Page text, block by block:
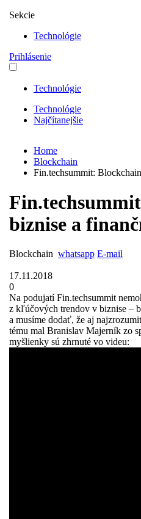
Sekcie
Technológie
Prihlásenie
Technológie
Technológie
Najčítanejšie
Home
Blockchain
Fin.techsummit:
biznise a
Blockchain whatsapp E-mail
17.11.2018
0
Na podujatí Fin.techsummit
z kľúčových trendov v biznise –
a musíme dodať, že aj
tému mal Branislav Majerník zo
myšlienky sú zhrnuté vo videu: